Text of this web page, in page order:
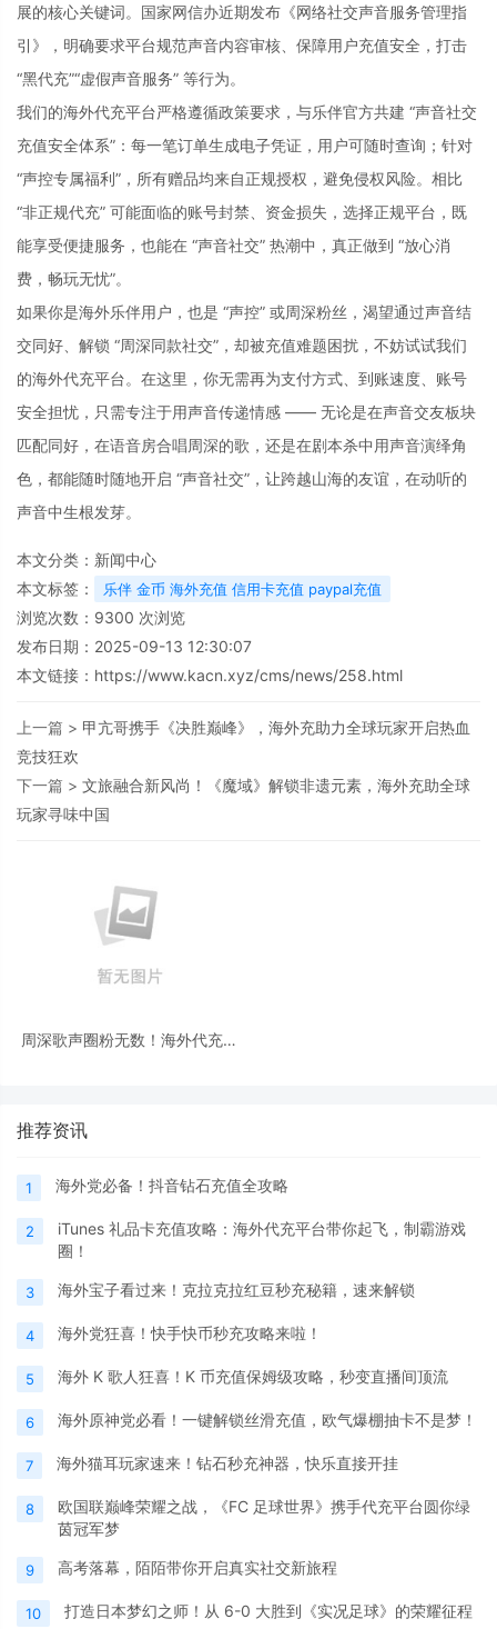
展的核心关键词。国家网信办近期发布《网络社交声音服务管理指
引》，明确要求平台规范声音内容审核、保障用户充值安全，打击
“黑代充”“虚假声音服务” 等行为。
我们的海外代充平台严格遵循政策要求，与乐伴官方共建 “声音社交
充值安全体系”：每一笔订单生成电子凭证，用户可随时查询；针对
“声控专属福利”，所有赠品均来自正规授权，避免侵权风险。相比
“非正规代充” 可能面临的账号封禁、资金损失，选择正规平台，既
能享受便捷服务，也能在 “声音社交” 热潮中，真正做到 “放心消
费，畅玩无忧”。
如果你是海外乐伴用户，也是 “声控” 或周深粉丝，渴望通过声音结
交同好、解锁 “周深同款社交”，却被充值难题困扰，不妨试试我们
的海外代充平台。在这里，你无需再为支付方式、到账速度、账号
安全担忧，只需专注于用声音传递情感 —— 无论是在声音交友板块
匹配同好，在语音房合唱周深的歌，还是在剧本杀中用声音演绎角
色，都能随时随地开启 “声音社交”，让跨越山海的友谊，在动听的
声音中生根发芽。
本文分类： 新闻中心
本文标签：
乐伴 金币 海外充值 信用卡充值 paypal充值
浏览次数： 9300 次浏览
发布日期：2025-09-13 12:30:07
本文链接： https://www.kacn.xyz/cms/news/258.html
上一篇 > 甲亢哥携手《决胜巅峰》，海外充助力全球玩家开启热血
竞技狂欢
下一篇 > 文旅融合新风尚！《魔域》解锁非遗元素，海外充助全球
玩家寻味中国
周深歌声圈粉无数！海外代充助
推荐资讯
1 海外党必备！抖音钻石充值全攻略
2
iTunes 礼品卡充值攻略：海外代充平台带你起飞，制霸游戏
圈！
3 海外宝子看过来！克拉克拉红豆秒充秘籍，速来解锁
4 海外党狂喜！快手快币秒充攻略来啦！
5 海外 K 歌人狂喜！K 币充值保姆级攻略，秒变直播间顶流
6 海外原神党必看！一键解锁丝滑充值，欧气爆棚抽卡不是梦！
7 海外猫耳玩家速来！钻石秒充神器，快乐直接开挂
8
欧国联巅峰荣耀之战，《FC 足球世界》携手代充平台圆你绿
茵冠军梦
9 高考落幕，陌陌带你开启真实社交新旅程
10 打造日本梦幻之师！从 6-0 大胜到《实况足球》的荣耀征程